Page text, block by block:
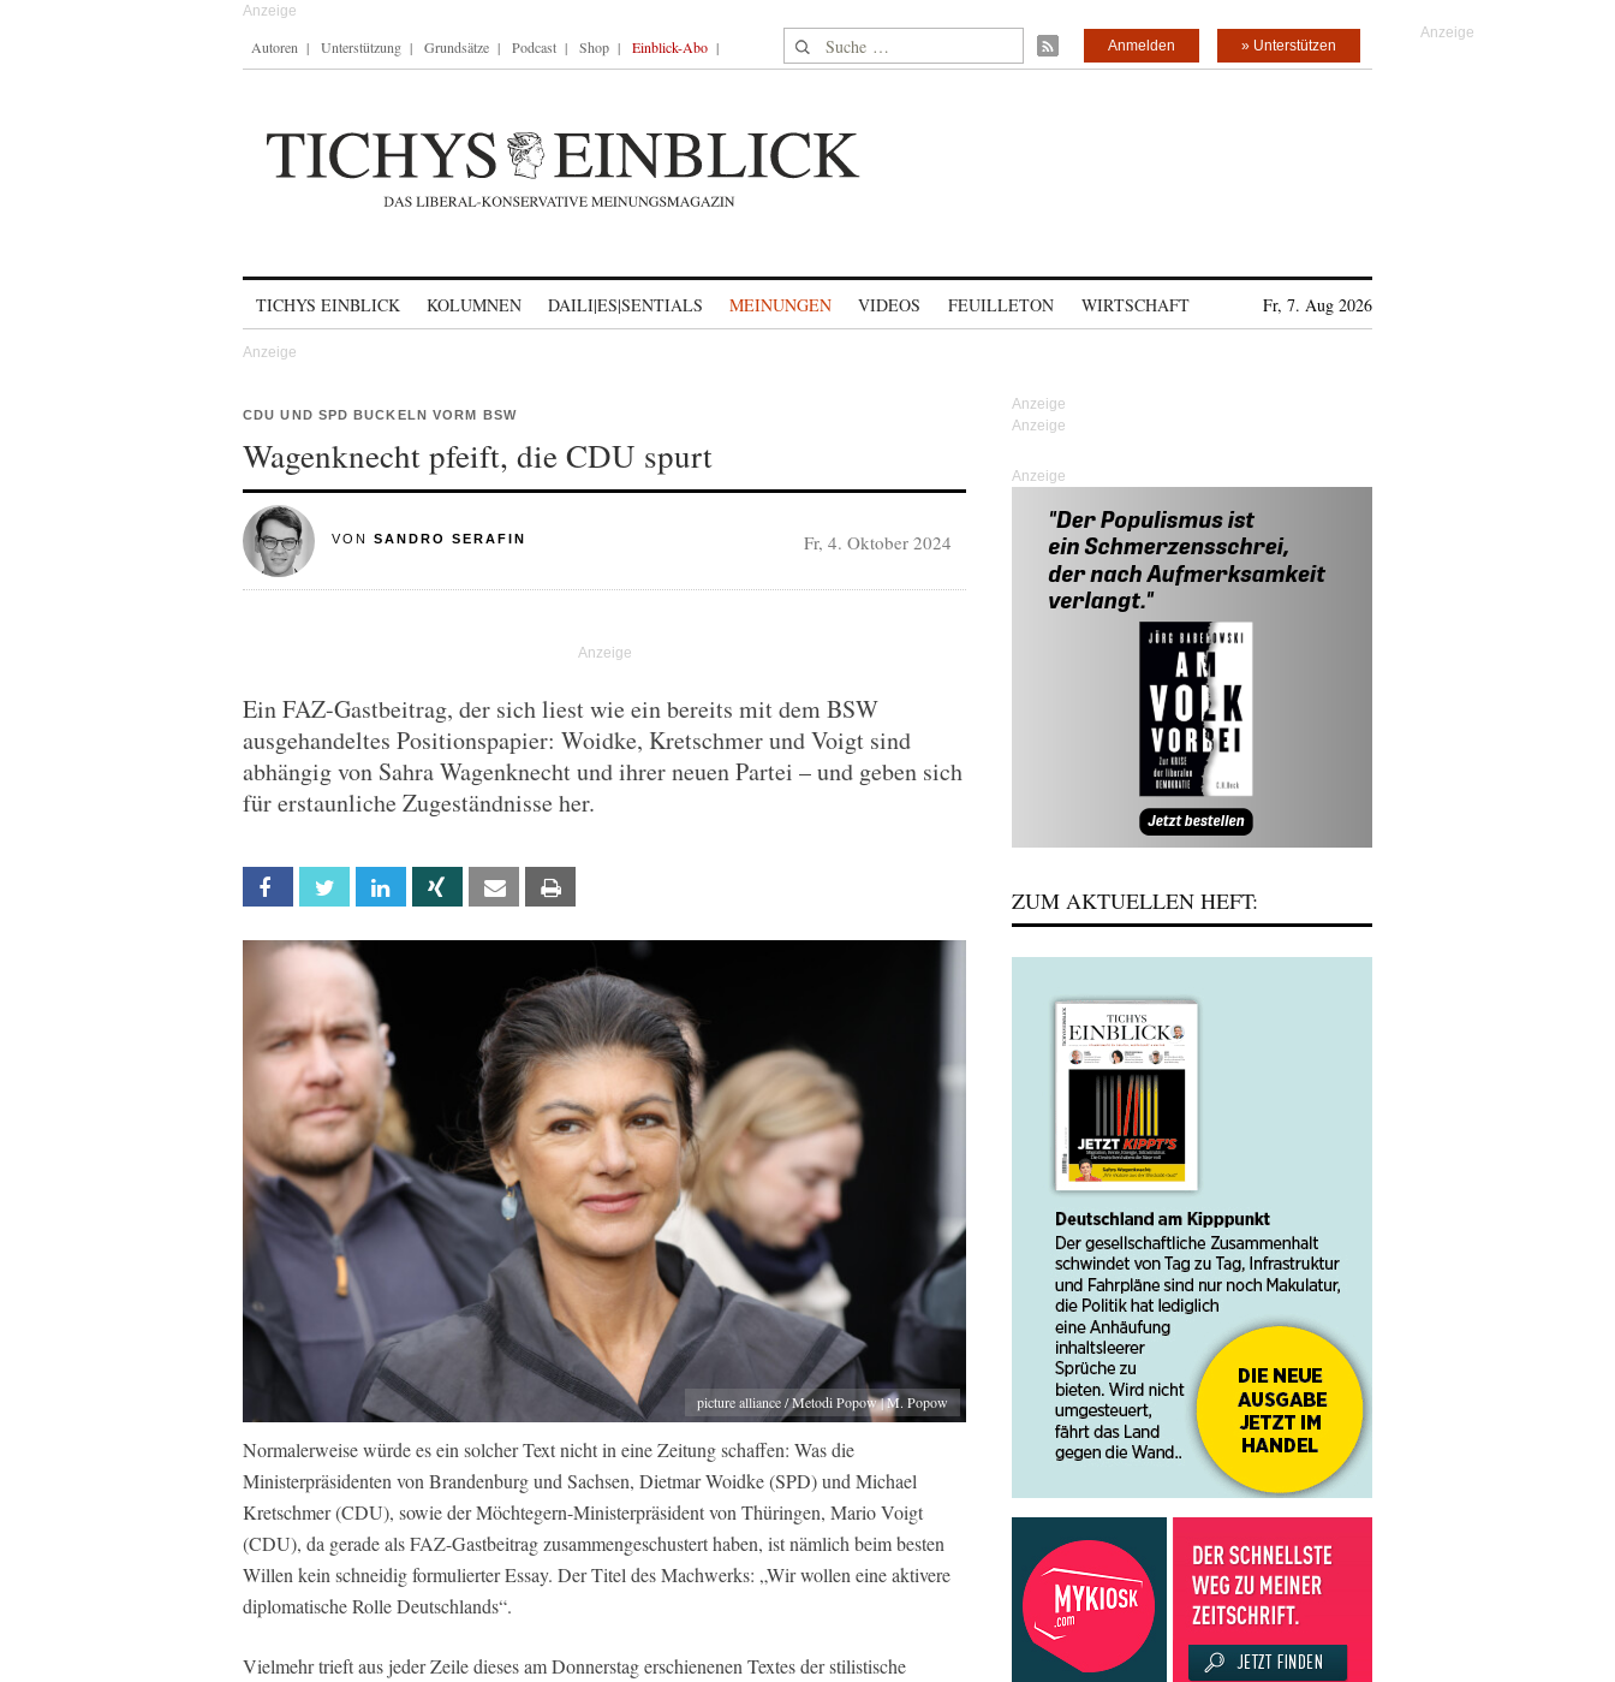
Autoren Unterstützung Grundsätze Podcast Shop Einblick-Abo Suche nach: » Unterstützen
Anmelden
TICHYS EINBLICK KOLUMNEN DAILI|ES|SENTIALS MEINUNGEN VIDEOS FEUILLETON WIRTSCHAFT Fr, 7. Aug 2026
CDU UND SPD BUCKELN VORM BSW
Wagenknecht pfeift, die CDU spurt
VON SANDRO SERAFIN Fr, 4. Oktober 2024
Ein FAZ-Gastbeitrag, der sich liest wie ein bereits mit dem BSW
ausgehandeltes Positionspapier: Woidke, Kretschmer und Voigt sind
abhängig von Sahra Wagenknecht und ihrer neuen Partei – und geben sich
für erstaunliche Zugeständnisse her.
Facebook Twitter Linkedin Xing Email
picture alliance / Metodi Popow | M. Popow
Normalerweise würde es ein solcher Text nicht in eine Zeitung schaffen: Was die
Ministerpräsidenten von Brandenburg und Sachsen, Dietmar Woidke (SPD) und Michael
Kretschmer (CDU), sowie der Möchtegern-Ministerpräsident von Thüringen, Mario Voigt
(CDU), da gerade als FAZ-Gastbeitrag zusammengeschustert haben, ist nämlich beim besten
Willen kein schneidig formulierter Essay. Der Titel des Machwerks: „Wir wollen eine aktivere
diplomatische Rolle Deutschlands“.
Vielmehr trieft aus jeder Zeile dieses am Donnerstag erschienenen Textes der stilistische
Anzeige
ZUM AKTUELLEN HEFT: